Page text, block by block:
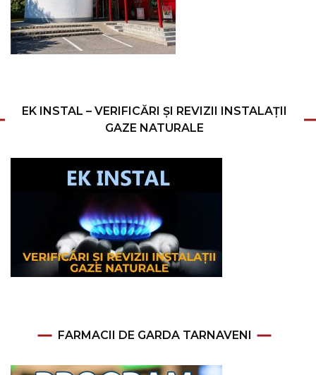
EK INSTAL – VERIFICĂRI ȘI REVIZII INSTALAȚII
GAZE NATURALE
FARMACII DE GARDA TARNAVENI